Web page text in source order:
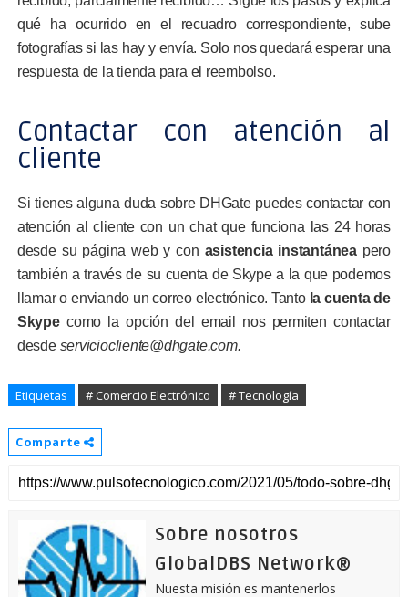
qué ha ocurrido en el recuadro correspondiente, sube
fotografías si las hay y envía. Solo nos quedará esperar una
respuesta de la tienda para el reembolso.
Contactar con atención al
cliente
Si tienes alguna duda sobre DHGate puedes contactar con
atención al cliente con un chat que funciona las 24 horas
desde su página web y con asistencia instantáneapero
también a través de su cuenta de Skype a la que podemos
llamar o enviando un correo electrónico. Tantola cuenta de
Skypecomo la opción del email nos permiten contactar
desde serviciocliente@dhgate.com.
Etiquetas # Comercio Electrónico # Tecnología
Comparte
Sobre nosotros
GlobalDBS Network®
Nuesta misión es mantenerlos